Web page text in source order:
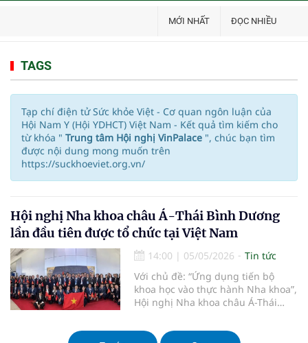
MỚI NHẤT ĐỌC NHIỀU
TAGS
Tạp chí điện tử Sức khỏe Việt - Cơ quan ngôn luận của
Hội Nam Y (Hội YDHCT) Việt Nam - Kết quả tìm kiếm cho
từ khóa " Trung tâm Hội nghị VinPalace ", chúc bạn tìm
được nội dung mong muốn trên
https://suckhoeviet.org.vn/
Hội nghị Nha khoa châu Á-Thái Bình Dương
lần đầu tiên được tổ chức tại Việt Nam
14:00 | 05/05/2026
Tin tức
Với chủ đề: “Ứng dụng tiến bộ
khoa học vào thực hành Nha khoa”,
Hội nghị Nha khoa châu Á-Thái
chức tại Việt Nam dự kiến thu hút